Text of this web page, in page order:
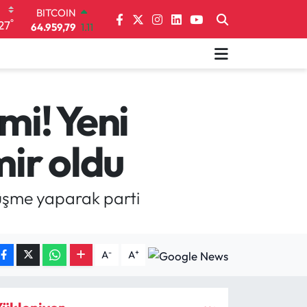
°
DOLAR
47,7436 0.18
EURO
6660.55 0.03
BİST100
BITCOIN
64.959,79
1.11
Yeni
oldu
yaparak parti
A- A+